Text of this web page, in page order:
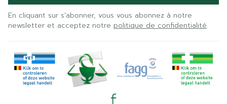
En cliquant sur s'abonner, vous vous abonnez à notre
newsletter et acceptez notre politique de confidentialité.